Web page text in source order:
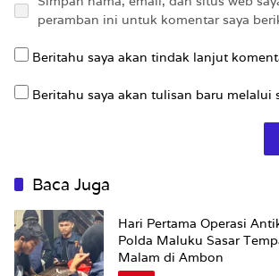
peramban ini untuk komentar saya
Beritahu saya akan tindak lanjut
Beritahu saya akan tulisan baru melalui
Baca Juga
Hari Pertama Operasi
Polda Maluku Sasar
Malam di Ambon